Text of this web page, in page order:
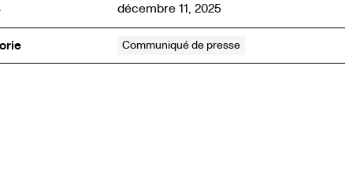
décembre 11, 2025
Communiqué de presse